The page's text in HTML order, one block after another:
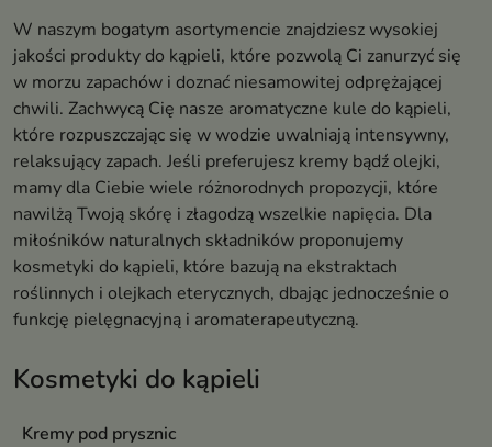
Kosmetyki do kąpieli
Kremy pod prysznic
W naszym bogatym asortymencie znajdziesz wysokiej
jakości produkty do kąpieli, które pozwolą Ci zanurzyć się
w morzu zapachów i doznać niesamowitej odprężającej
chwili. Zachwycą Cię nasze aromatyczne kule do kąpieli,
które rozpuszczając się w wodzie uwalniają intensywny,
relaksujący zapach. Jeśli preferujesz kremy bądź olejki,
mamy dla Ciebie wiele różnorodnych propozycji, które
nawilżą Twoją skórę i złagodzą wszelkie napięcia. Dla
miłośników naturalnych składników proponujemy
kosmetyki do kąpieli, które bazują na ekstraktach
roślinnych i olejkach eterycznych, dbając jednocześnie o
funkcję pielęgnacyjną i aromaterapeutyczną.